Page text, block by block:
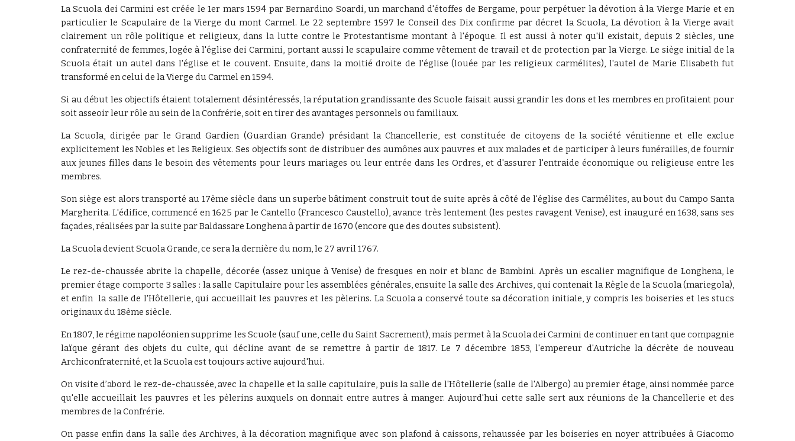
La Scuola dei Carmini est créée le 1er mars 1594 par Bernardino Soardi, un marchand d'étoffes de Bergame, pour perpétuer la dévotion à la Vierge Marie et en
particulier le Scapulaire de la Vierge du mont Carmel. Le 22 septembre 1597 le Conseil des Dix confirme par décret la Scuola, La dévotion à la Vierge avait
clairement un rôle politique et religieux, dans la lutte contre le Protestantisme montant à l'époque. Il est aussi à noter qu'il existait, depuis 2 siècles, une
confraternité de femmes, logée à l'église dei Carmini, portant aussi le scapulaire comme vêtement de travail et de protection par la Vierge. Le siège initial de la
Scuola était un autel dans l'église et le couvent. Ensuite, dans la moitié droite de l'église (louée par les religieux carmélites), l'autel de Marie Elisabeth fut
transformé en celui de la Vierge du Carmel en 1594.
Si au début les objectifs étaient totalement désintéressés, la réputation grandissante des Scuole faisait aussi grandir les dons et les membres en profitaient pour
soit asseoir leur rôle au sein de la Confrérie, soit en tirer des avantages personnels ou familiaux.
La Scuola, dirigée par le Grand Gardien (Guardian Grande) présidant la Chancellerie, est constituée de citoyens de la société vénitienne et elle exclue
explicitement les Nobles et les Religieux. Ses objectifs sont de distribuer des aumônes aux pauvres et aux malades et de participer à leurs funérailles, de fournir
aux jeunes filles dans le besoin des vêtements pour leurs mariages ou leur entrée dans les Ordres, et d'assurer l'entraide économique ou religieuse entre les
membres.
Son siège est alors transporté au 17ème siècle dans un superbe bâtiment construit tout de suite après à côté de l'église des Carmélites, au bout du Campo Santa
Margherita. L'édifice, commencé en 1625 par le Cantello (Francesco Caustello), avance très lentement (les pestes ravagent Venise), est inauguré en 1638, sans ses
façades, réalisées par la suite par Baldassare Longhena à partir de 1670 (encore que des doutes subsistent).
La Scuola devient Scuola Grande, ce sera la dernière du nom, le 27 avril 1767.
Le rez-de-chaussée abrite la chapelle, décorée (assez unique à Venise) de fresques en noir et blanc de Bambini. Après un escalier magnifique de Longhena, le
premier étage comporte 3 salles : la salle Capitulaire pour les assemblées générales, ensuite la salle des Archives, qui contenait la Règle de la Scuola (mariegola),
et enfin la salle de l'Hôtellerie, qui accueillait les pauvres et les pèlerins. La Scuola a conservé toute sa décoration initiale, y compris les boiseries et les stucs
originaux du 18ème siècle.
En 1807, le régime napoléonien supprime les Scuole (sauf une, celle du Saint Sacrement), mais permet à la Scuola dei Carmini de continuer en tant que compagnie
laïque gérant des objets du culte, qui décline avant de se remettre à partir de 1817. Le 7 décembre 1853, l'empereur d'Autriche la décrète de nouveau
Archiconfraternité, et la Scuola est toujours active aujourd'hui.
On visite d’abord le rez-de-chaussée, avec la chapelle et la salle capitulaire, puis la salle de l'Hôtellerie (salle de l'Albergo) au premier étage, ainsi nommée parce
qu'elle accueillait les pauvres et les pèlerins auxquels on donnait entre autres à manger. Aujourd'hui cette salle sert aux réunions de la Chancellerie et des
membres de la Confrérie.
On passe enfin dans la salle des Archives, à la décoration magnifique avec son plafond à caissons, rehaussée par les boiseries en noyer attribuées à Giacomo